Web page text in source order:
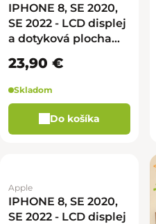
IPHONE 8, SE 2020,
SE 2022 - LCD displej
a dotyková plocha
23,90 €
Skladom
Do košíka
Apple
IPHONE 8, SE 2020,
SE 2022 - LCD displej